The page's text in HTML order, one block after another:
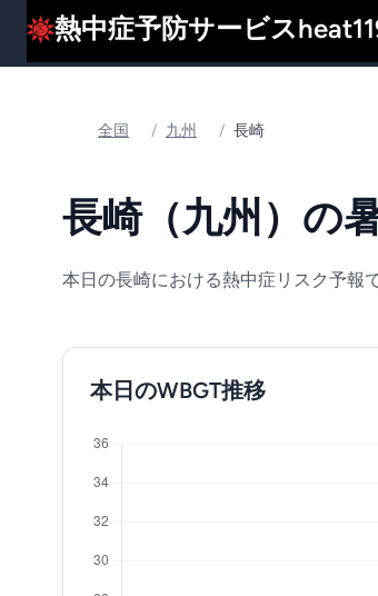
熱中症予防サービス
全国 / 九州 / 長崎
長崎（九州）の
本日の長崎における熱中症リスク予報で
本日のWBGT推移